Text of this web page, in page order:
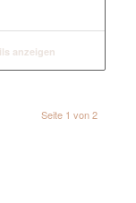
anzeigen
Seite 1 von 2